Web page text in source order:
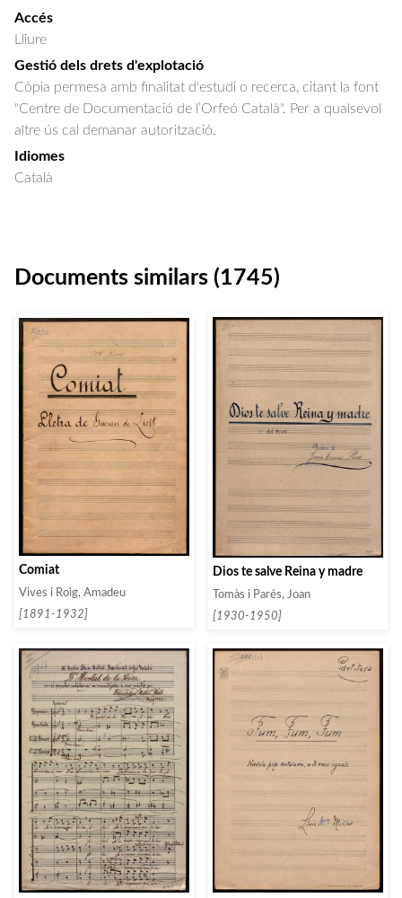
Accés
Lliure
Gestió dels drets d'explotació
Còpia permesa amb finalitat d'estudi o recerca, citant la font
"Centre de Documentació de l’Orfeó Català". Per a qualsevol
altre ús cal demanar autorització.
Idiomes
Català
Documents similars (1745)
Comiat
Vives i Roig, Amadeu
[1891-1932]
Dios te salve Reina y madre
Tomàs i Parés, Joan
[1930-1950]